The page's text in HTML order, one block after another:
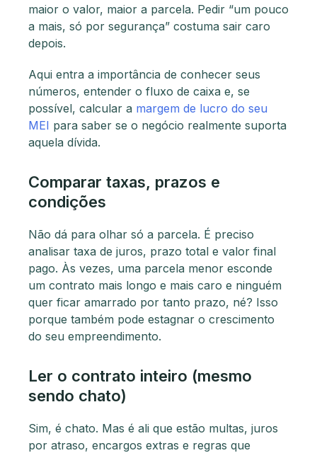
maior o valor, maior a parcela. Pedir “um pouco
a mais, só por segurança” costuma sair caro
depois.
Aqui entra a importância de conhecer seus
números, entender o fluxo de caixa e, se
possível, calcular a margem de lucro do seu
MEI para saber se o negócio realmente suporta
aquela dívida.
Comparar taxas, prazos e
condições
Não dá para olhar só a parcela. É preciso
analisar taxa de juros, prazo total e valor final
pago. Às vezes, uma parcela menor esconde
um contrato mais longo e mais caro e ninguém
quer ficar amarrado por tanto prazo, né? Isso
porque também pode estagnar o crescimento
do seu empreendimento.
Ler o contrato inteiro (mesmo
sendo chato)
Sim, é chato. Mas é ali que estão multas, juros
por atraso, encargos extras e regras que